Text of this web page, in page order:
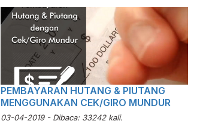
dengan tujuan agar harga barang dengan versi
lebih lawas dapat bersaing. Penurunan harga
ini lebih dikenal dengan istilah Price Protection
di dalam dunia Toko Handphone/Komputer
PEMBAYARAN HUTANG & PIUTANG
MENGGUNAKAN CEK/GIRO MUNDUR
03-04-2019 - Dibaca: 33242 kali.